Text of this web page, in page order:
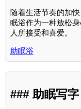
随着生活节奏的加
眠浴作为一种放松
人所接受和喜爱。
助眠浴
### 助眠写